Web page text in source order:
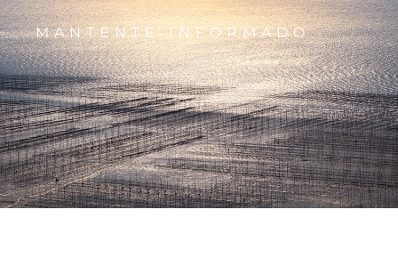
MANTENTE INFORMADO